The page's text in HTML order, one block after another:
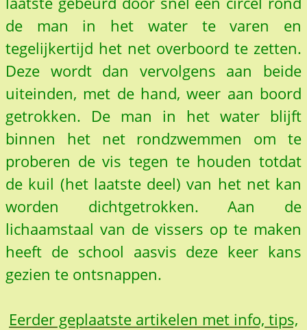
de man in het water te varen en
tegelijkertijd het net overboord te zetten.
Deze wordt dan vervolgens aan beide
uiteinden, met de hand, weer aan boord
getrokken. De man in het water blijft
binnen het net rondzwemmen om te
proberen de vis tegen te houden totdat
de kuil (het laatste deel) van het net kan
worden dichtgetrokken. Aan de
lichaamstaal van de vissers op te maken
heeft de school aasvis deze keer kans
gezien te ontsnappen.
Eerder geplaatste artikelen met info, tips,